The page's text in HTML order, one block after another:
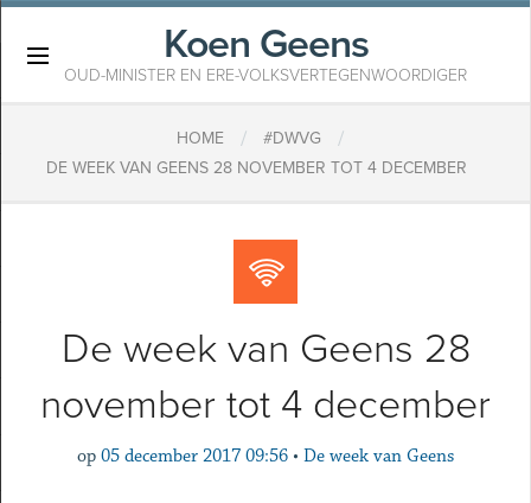
Koen Geens
OUD-MINISTER EN ERE-VOLKSVERTEGENWOORDIGER
HOME / #DWVG /
DE WEEK VAN GEENS 28 NOVEMBER TOT 4 DECEMBER
De week van Geens 28
november tot 4 december
op 05 december 2017 09:56 • De week van Geens